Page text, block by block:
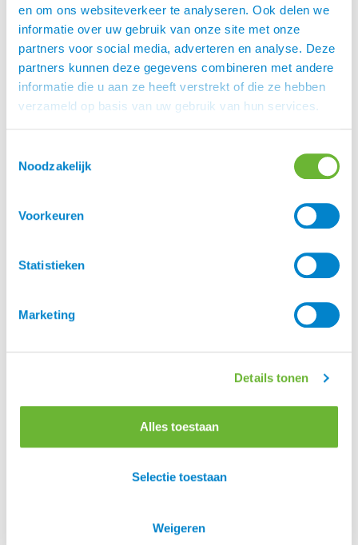
en om ons websiteverkeer te analyseren. Ook delen we
informatie over uw gebruik van onze site met onze
partners voor social media, adverteren en analyse. Deze
partners kunnen deze gegevens combineren met andere
informatie die u aan ze heeft verstrekt of die ze hebben
verzameld op basis van uw gebruik van hun services.
Noodzakelijk
Voorkeuren
Statistieken
Marketing
Details tonen
Alles toestaan
Selectie toestaan
Weigeren
1 maart 2026
Rugbrace
12 februari 2026
Waarom kies je
Bag